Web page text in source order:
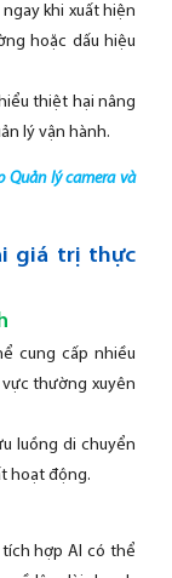
khi xuất hiện
hoặc dấu hiệu
thiệt hại nâng
lý vận hành.
Quản lý camera và
giá trị thực
cung cấp nhiều
thường xuyên
luồng di chuyển
hoạt động.
hợp AI có thể